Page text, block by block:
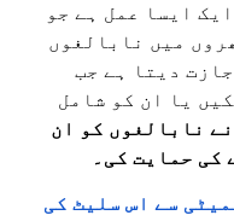
ایسا عمل ہے جو
میں نابالغوں
دیتا ہے جب
یا ان کو شامل
نابالغوں کو ان
کی حمایت کی۔
سے اس سلیٹ کی